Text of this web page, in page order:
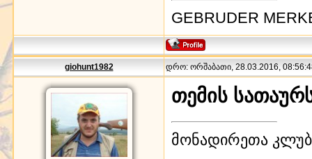
GEBRUDER
giohunt1982 დრო: ორშაბათი, 28.03.2016,
თემის
მონადირეთა